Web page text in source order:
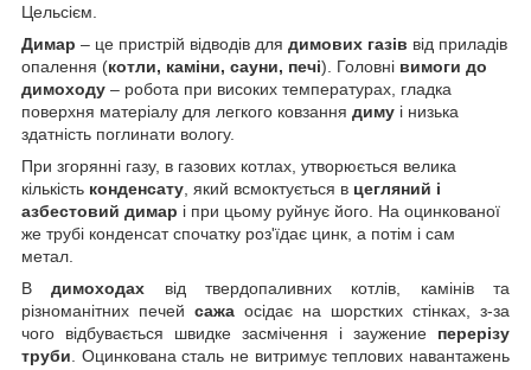
Цельсієм.
Димар – це пристрій відводів для димових газів від приладів
опалення (котли, каміни, сауни, печі). Головні вимоги до
димоходу – робота при високих температурах, гладка
поверхня матеріалу для легкого ковзання диму і низька
здатність поглинати вологу.
При згорянні газу, в газових котлах, утворюється велика
кількість конденсату , який всмоктується в цегляний і
азбестовий димар і при цьому руйнує його. На оцинкованої
же трубі конденсат спочатку роз'їдає цинк, а потім і сам
метал.
Вдимоходах від твердопаливних котлів, камінів та
різноманітних печей сажа осідає на шорстких стінках, з-за
чого відбувається швидке засмічення і заужение перерізу
труби . Оцинкована сталь не витримує теплових навантажень